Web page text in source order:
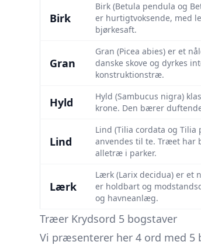
Birk
Birk (Betula pendula og
er hurtigt­voksende, med
bjørkesaft.
Gran
Gran (Picea abies) er et
danske skove og dyrkes
konstruktionstræ.
Hyld
Hyld (Sambucus nigra)
krone. Den bærer
Lind
Lind (Tilia cordata og Tilia
anvendes til te. Træet har
alletræ i parker.
Lærk
Lærk (Larix decidua) er et
er holdbart og
og havneanlæg.
Træer Krydsord 5 bogstaver
Vi præsenterer her 4 ord med 5